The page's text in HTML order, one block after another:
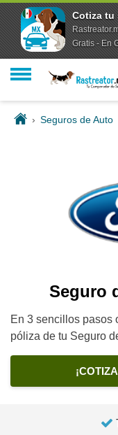
› Seguros de Auto
Seguro
En 3 sencillos pasos
póliza de tu Seguro
Cotiza tu
Gratis - En